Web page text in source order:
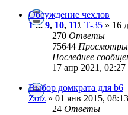
Обсуждение чехлов
1...9, 10, 11 Т-35 » 16
270 Ответы
75644 Просмотры
Последнее
17 апр 2021, 02:27
Выбор домкрата для b6
Zotz » 01 янв 2015, 08:13
24 Ответы